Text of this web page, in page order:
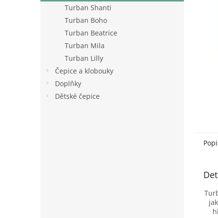
Turban Shanti
Turban Boho
Turban Beatrice
Turban Mila
Turban Lilly
Čepice a klobouky
Doplňky
Dětské čepice